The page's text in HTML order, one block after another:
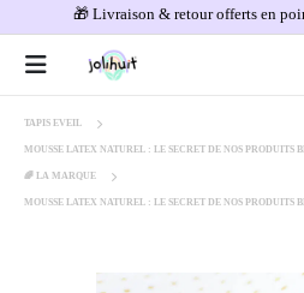
🎁 Livraison & retour offerts en
TAPIS EVEIL
MOUSSE LATEX NATUREL : LE SECRET DE NOS PRODUITS
🌈 LA MARQUE
MOUSSE LATEX NATUREL : LE SECRET DE NOS PRODUITS